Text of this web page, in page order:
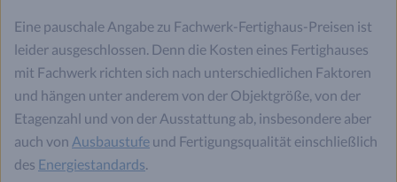
Eine pauschale Angabe zu Fachwerk-Fertighaus-Preisen ist
leider ausgeschlossen. Denn die Kosten eines Fertighauses
mit Fachwerk richten sich nach unterschiedlichen Faktoren
und hängen unter anderem von der Objektgröße, von der
Etagenzahl und von der Ausstattung ab, insbesondere aber
auch von Ausbaustufe und Fertigungsqualität einschließlich
des Energiestandards.